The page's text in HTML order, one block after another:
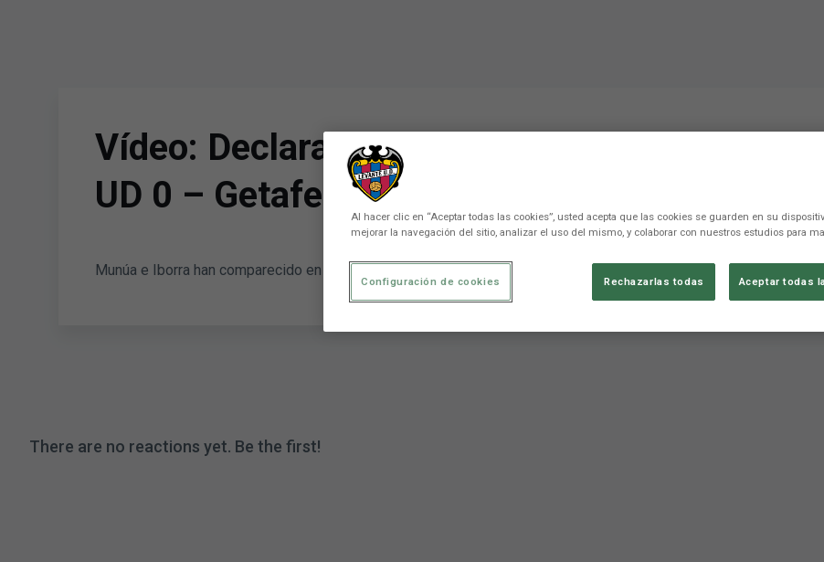
Vídeo: Declaraciones de Munúa e Iborra en
UD 0 – Getafe CF 0 // J26 Liga BBVA
Munúa e Iborra han comparecido en zona mixta al término del partido entre Levante UD y Getafe CF. No te
There are no reactions yet. Be the first!
Al hacer clic en “Aceptar todas las cookies”, usted acepta que las cookies se guarden en su
mejorar la navegación del sitio, analizar el uso del mismo, y colaborar con nuestros estudios para
Rechazarlas todas Aceptar todas
Configuración de cookies